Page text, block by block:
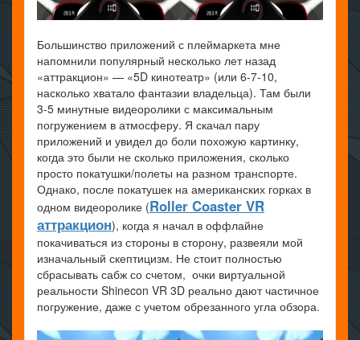
Большинство приложений с плеймаркета мне
напомнили популярный несколько лет назад
«аттракцион» — «5D кинотеатр» (или 6-7-10,
насколько хватало фантазии владельца). Там были
3-5 минутные видеоролики с максимальным
погружением в атмосферу. Я скачал пару
приложений и увидел до боли похожую картинку,
когда это были не сколько приложения, сколько
просто покатушки/полеты на разном транспорте.
Однако, после покатушек на американских горках в
одном видеоролике (Roller Coaster VR
аттракцион), когда я начал в оффлайне
покачиваться из стороны в сторону, развеяли мой
изначальный скептицизм. Не стоит полностью
сбрасывать сабж со счетом, очки виртуальной
реальности Shinecon VR 3D реально дают частичное
погружение, даже с учетом обрезанного угла обзора.